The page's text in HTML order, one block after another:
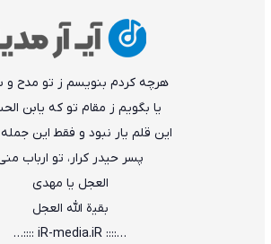
ﻫﺮﭼﻪ ﻛﺮدم ﺑﻨﻮﻳﺴﻢ ز ﺗﻮ ﻣﺪح
ﻳﺎ ﺑﮕﻮﻳﻢ ز ﻣﻘﺎم ﺗﻮ ﻛﻪ ﻳﺎﺑﻦ
اﻳﻦ ﻗﻠﻢ ﻳﺎر ﻧﺒﻮد و ﻓﻘﻄ اﻳﻦ
ﭘﺴﺮ ﺣﻴﺪر ﻛﺮار، ﺗﻮ ارﺑﺎب
اﻟﻌﺠﻞ ﻳﺎ ﻣﻬﺪی
ﺑﻘﻴة اﻟﻠﻪ اﻟﻌﺠﻞ
…:::: iR-media.iR ::::…